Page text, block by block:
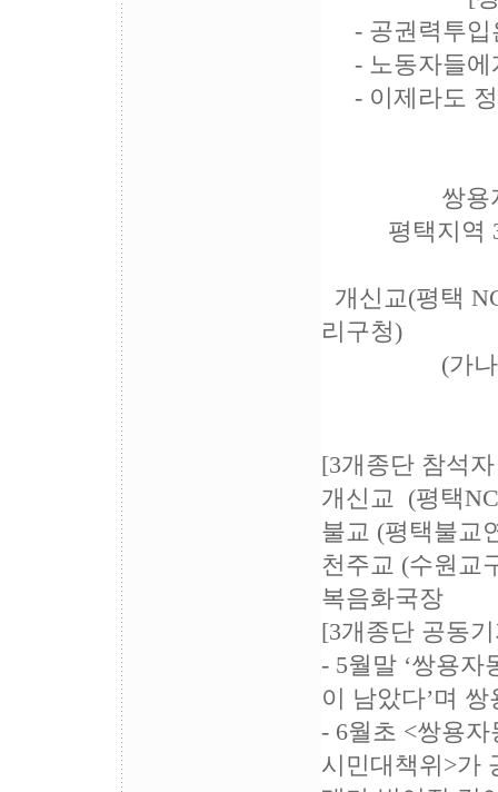
- 공권력투입
- 노동자들에
- 이제라도 정
쌍용자동차
평택지역 3
개신교(평택
리구청)
(가나다
[3개종단 참석
개신교 (평
불교 (평택
천주교 (수원
복음화국장
[3개종단 공동
- 5월말 ‘쌍용
이 남았다’며
- 6월초 <쌍용
시민대책위>가